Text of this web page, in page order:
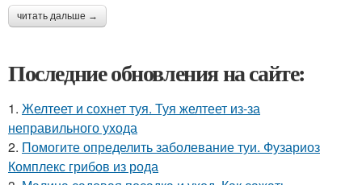
читать дальше →
Последние обновления на сайте:
1. Желтеет и сохнет туя. Туя желтеет из-за
неправильного ухода
2. Помогите определить заболевание туи. Фузариоз
Комплекс грибов из рода